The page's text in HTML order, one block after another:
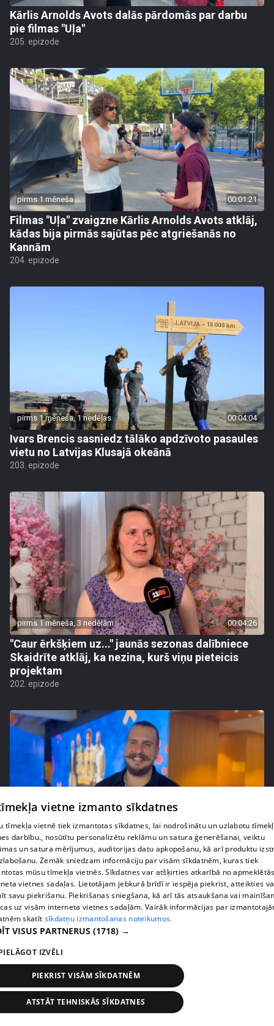
Kārlis Arnolds Avots dalās pārdomās par darbu
pie filmas "Uļa"
205. epizode
pirms 1 mēneša 00:01:21
Filmas "Uļa" zvaigzne Kārlis Arnolds Avots atklāj,
kādas bija pirmās sajūtas pēc atgriešanās no
Kannām
204. epizode
pirms 1 mēneša, 1 nedēļas 00:04:04
Ivars Brencis sasniedz tālāko apdzīvoto pasaules
vietu no Latvijas Klusajā okeānā
203. epizode
pirms 1 mēneša, 3 nedēļām 00:04:26
"Caur ērkšķiem uz..." jaunās sezonas dalībniece
Skaidrīte atklāj, ka nezina, kurš viņu pieteicis
projektam
202. epizode
pirms 1 mēneša, 3 nedēļām 00:01:18
Mikam Galvanovskim vērienīgi nākotnes plāni
attiecībā uz festivālu "Sinners Fest"
201. epizode
vietne izmanto sīkdatnes
tīmekļa vietnē tiek izmantotas sīkdatnes, lai nodrošinātu un uzlabotu
darbību., nosūtītu personalizētu reklāmu un satura ģenerēšanai, veiktu
un satura mērījumus, auditorijas datu apkopošanu, kā arī produktu
Zemāk sniedzam informāciju par visām sīkdatnēm, kuras tiek
mūsu tīmekļa vietnēs. Sīkdatnes var atšķirties atkarībā no
vietnes sadaļas. Lietotājam jebkurā brīdī ir iespēja piekrist, atteikties
savu piekrišanu. Piekrišanas sniegšana, kā arī tās atsaukšana vai
uz visām interneta vietnes sadaļām. Vairāk informācijas par
skatīt sīkdatņu izmantošanas noteikumos.
VISUS PARTNERUS (1718) →
IZVĒLI
PIEKRIST VISĀM SĪKDATNĒM
ATSTĀT TEHNISKĀS SĪKDATNES